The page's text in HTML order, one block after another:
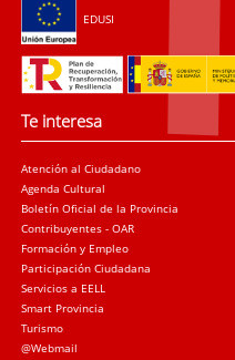
EDUSI
Te interesa
Atención al Ciudadano
Agenda Cultural
Boletín Oficial de la Provincia
Contribuyentes - OAR
Formación y Empleo
Participación Ciudadana
Servicios a EELL
Smart Provincia
Turismo
@Webmail